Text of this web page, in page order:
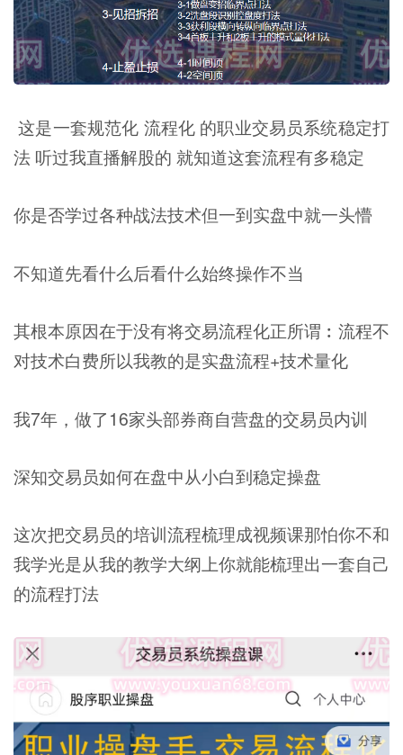
这是一套规范化 流程化 的职业交易员系统稳定打
法 听过我直播解股的 就知道这套流程有多稳定
你是否学过各种战法技术但一到实盘中就一头懵
不知道先看什么后看什么始终操作不当
其根本原因在于没有将交易流程化正所谓︰流程不
对技术白费所以我教的是实盘流程+技术量化
我7年，做了16家头部券商自营盘的交易员内训
深知交易员如何在盘中从小白到稳定操盘
这次把交易员的培训流程梳理成视频课那怕你不和
我学光是从我的教学大纲上你就能梳理出一套自己
的流程打法